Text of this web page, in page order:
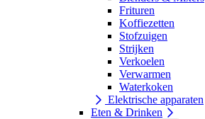
Frituren
Koffiezetten
Stofzuigen
Strijken
Verkoelen
Verwarmen
Waterkoken
Elektrische apparaten
Eten & Drinken